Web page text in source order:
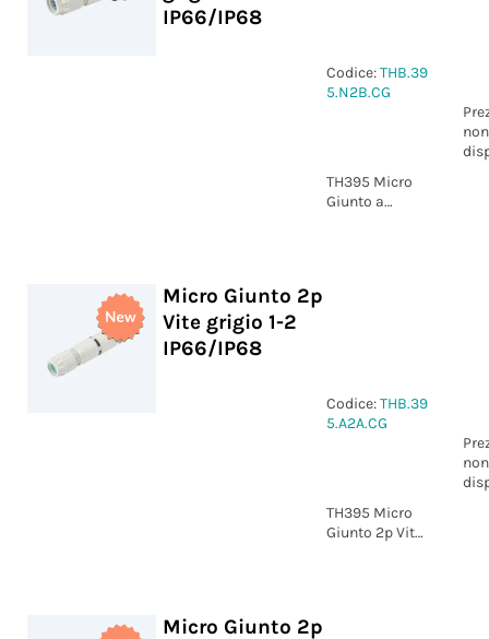
IP66/IP68
Codice:THB.39
5.N2B.CG
non
TH395 Micro
Giunto a
Micro Giunto 2p
Vite grigio 1-2
IP66/IP68
Codice:THB.39
5.A2A.CG
non
TH395 Micro
Giunto 2p Vite
Micro Giunto 2p